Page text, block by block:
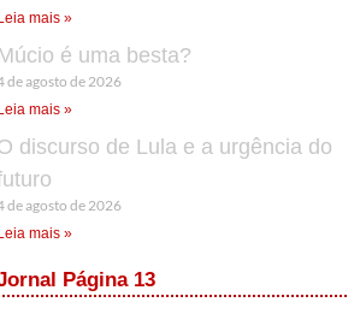
mais »
é uma besta?
de agosto de 2026
mais »
discurso de Lula e a urgência do
de agosto de 2026
mais »
Página 13